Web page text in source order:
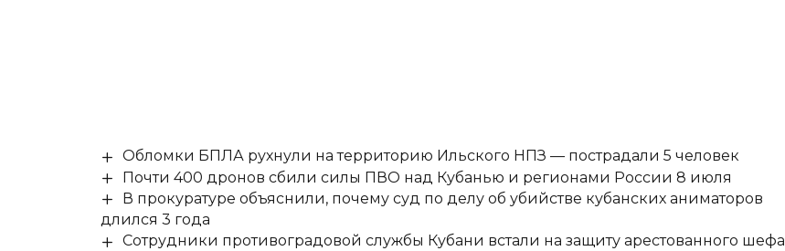
Обломки БПЛА рухнули на территорию Ильского НПЗ — пострадали 5 человек
Почти 400 дронов сбили силы ПВО над Кубанью и регионами России 8 июля
В прокуратуре объяснили, почему суд по делу об убийстве кубанских аниматоров
длился 3 года
Сотрудники противоградовой службы Кубани встали на защиту арестованного шефа